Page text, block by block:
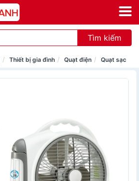
Tìm kiếm
Thiết bị gia đình Quạt điện Quạt sạc